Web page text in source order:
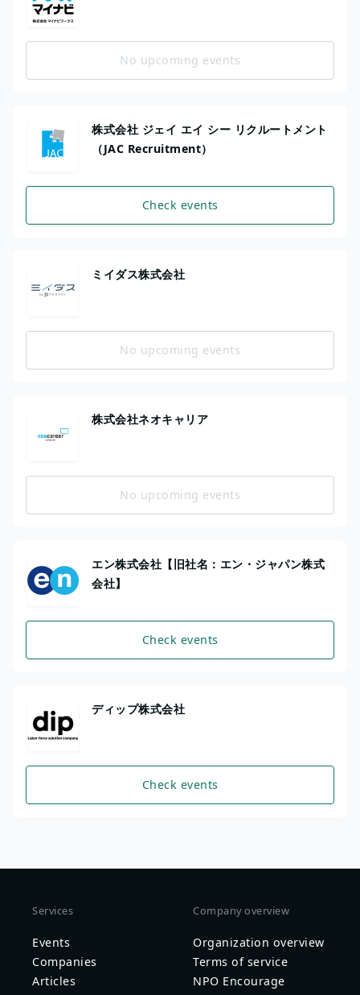
No upcoming events
株式会社 ジェイ エイ シー リクルートメント
（JAC Recruitment）
Check events
ミイダス株式会社
No upcoming events
株式会社ネオキャリア
No upcoming events
エン株式会社【旧社名：エン・ジャパン株式
会社】
Check events
ディップ株式会社
Check events
Services
Events
Companies
Articles
Company overview
Organization overview
Terms of service
NPO Encourage